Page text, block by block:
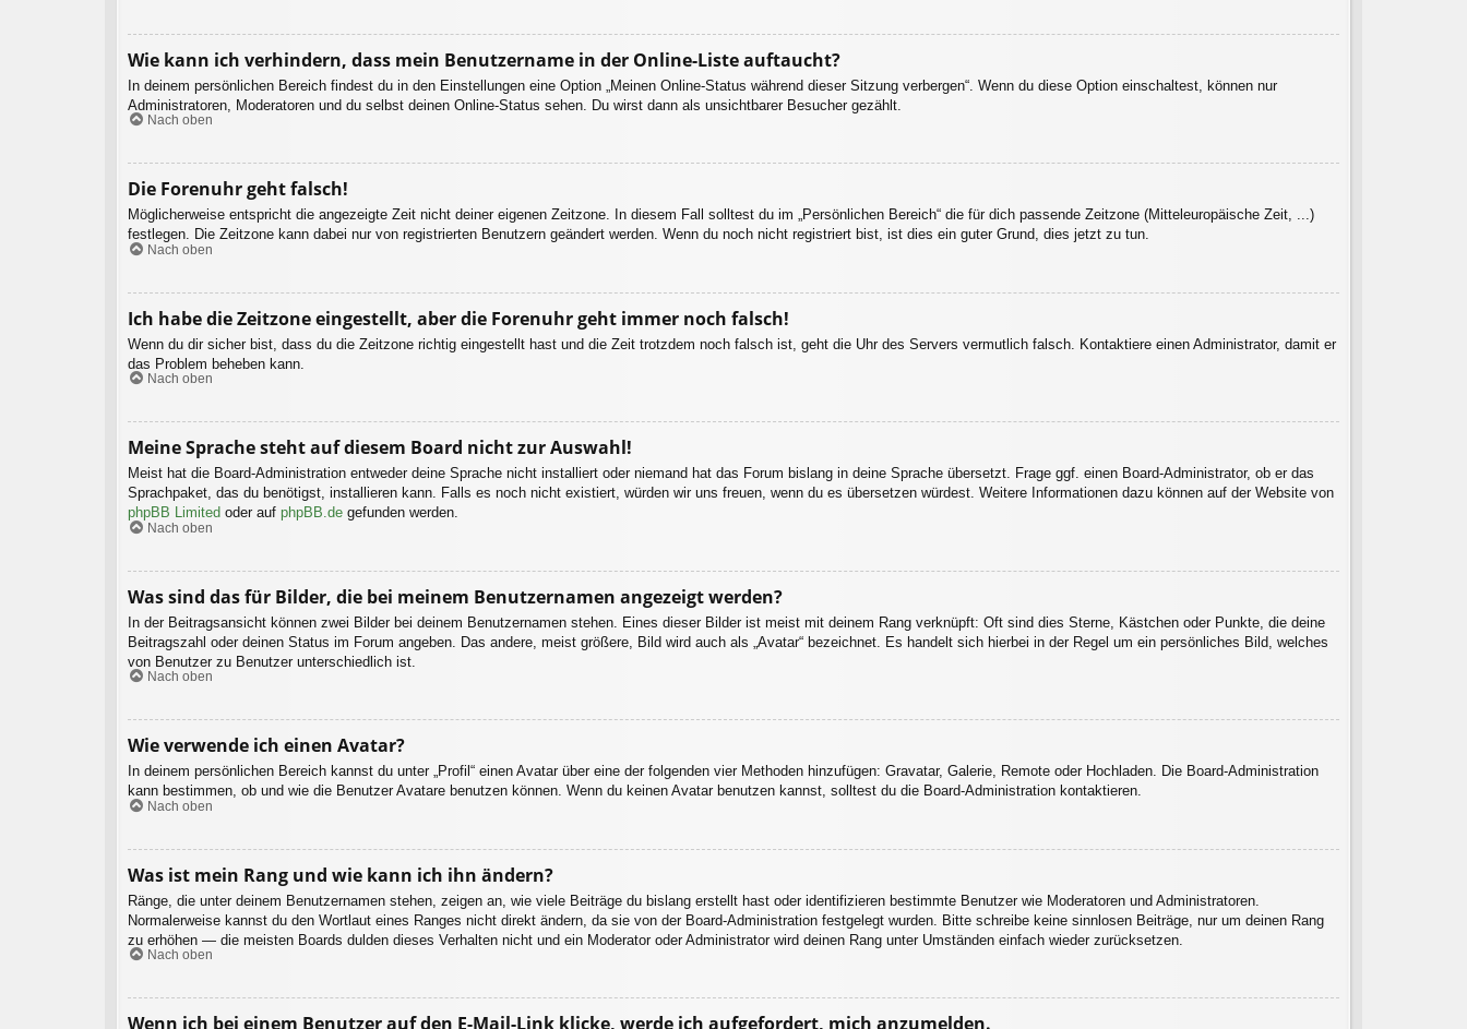
Wie kann ich verhindern, dass mein Benutzername in der Online-Liste auftaucht?
In deinem persönlichen Bereich findest du in den Einstellungen eine Option „Meinen Online-Status während dieser Sitzung verbergen“. Wenn du diese Option einschaltest, können nur
Administratoren, Moderatoren und du selbst deinen Online-Status sehen. Du wirst dann als unsichtbarer Besucher gezählt.
Nach oben
Die Forenuhr geht falsch!
Möglicherweise entspricht die angezeigte Zeit nicht deiner eigenen Zeitzone. In diesem Fall solltest du im „Persönlichen Bereich“ die für dich passende Zeitzone (Mitteleuropäische Zeit, ...)
festlegen. Die Zeitzone kann dabei nur von registrierten Benutzern geändert werden. Wenn du noch nicht registriert bist, ist dies ein guter Grund, dies jetzt zu tun.
Nach oben
Ich habe die Zeitzone eingestellt, aber die Forenuhr geht immer noch falsch!
Wenn du dir sicher bist, dass du die Zeitzone richtig eingestellt hast und die Zeit trotzdem noch falsch ist, geht die Uhr des Servers vermutlich falsch. Kontaktiere einen Administrator, damit er
das Problem beheben kann.
Nach oben
Meine Sprache steht auf diesem Board nicht zur Auswahl!
Meist hat die Board-Administration entweder deine Sprache nicht installiert oder niemand hat das Forum bislang in deine Sprache übersetzt. Frage ggf. einen Board-Administrator, ob er das
Sprachpaket, das du benötigst, installieren kann. Falls es noch nicht existiert, würden wir uns freuen, wenn du es übersetzen würdest. Weitere Informationen dazu können auf der Website von
phpBB Limited oder auf phpBB.de gefunden werden.
Nach oben
Was sind das für Bilder, die bei meinem Benutzernamen angezeigt werden?
In der Beitragsansicht können zwei Bilder bei deinem Benutzernamen stehen. Eines dieser Bilder ist meist mit deinem Rang verknüpft: Oft sind dies Sterne, Kästchen oder Punkte, die deine
Beitragszahl oder deinen Status im Forum angeben. Das andere, meist größere, Bild wird auch als „Avatar“ bezeichnet. Es handelt sich hierbei in der Regel um ein persönliches Bild, welches
von Benutzer zu Benutzer unterschiedlich ist.
Nach oben
Wie verwende ich einen Avatar?
In deinem persönlichen Bereich kannst du unter „Profil“ einen Avatar über eine der folgenden vier Methoden hinzufügen: Gravatar, Galerie, Remote oder Hochladen. Die Board-Administration
kann bestimmen, ob und wie die Benutzer Avatare benutzen können. Wenn du keinen Avatar benutzen kannst, solltest du die Board-Administration kontaktieren.
Nach oben
Was ist mein Rang und wie kann ich ihn ändern?
Ränge, die unter deinem Benutzernamen stehen, zeigen an, wie viele Beiträge du bislang erstellt hast oder identifizieren bestimmte Benutzer wie Moderatoren und Administratoren.
Normalerweise kannst du den Wortlaut eines Ranges nicht direkt ändern, da sie von der Board-Administration festgelegt wurden. Bitte schreibe keine sinnlosen Beiträge, nur um deinen Rang
zu erhöhen — die meisten Boards dulden dieses Verhalten nicht und ein Moderator oder Administrator wird deinen Rang unter Umständen einfach wieder zurücksetzen.
Nach oben
Wenn ich bei einem Benutzer auf den E-Mail-Link klicke, werde ich aufgefordert, mich anzumelden.